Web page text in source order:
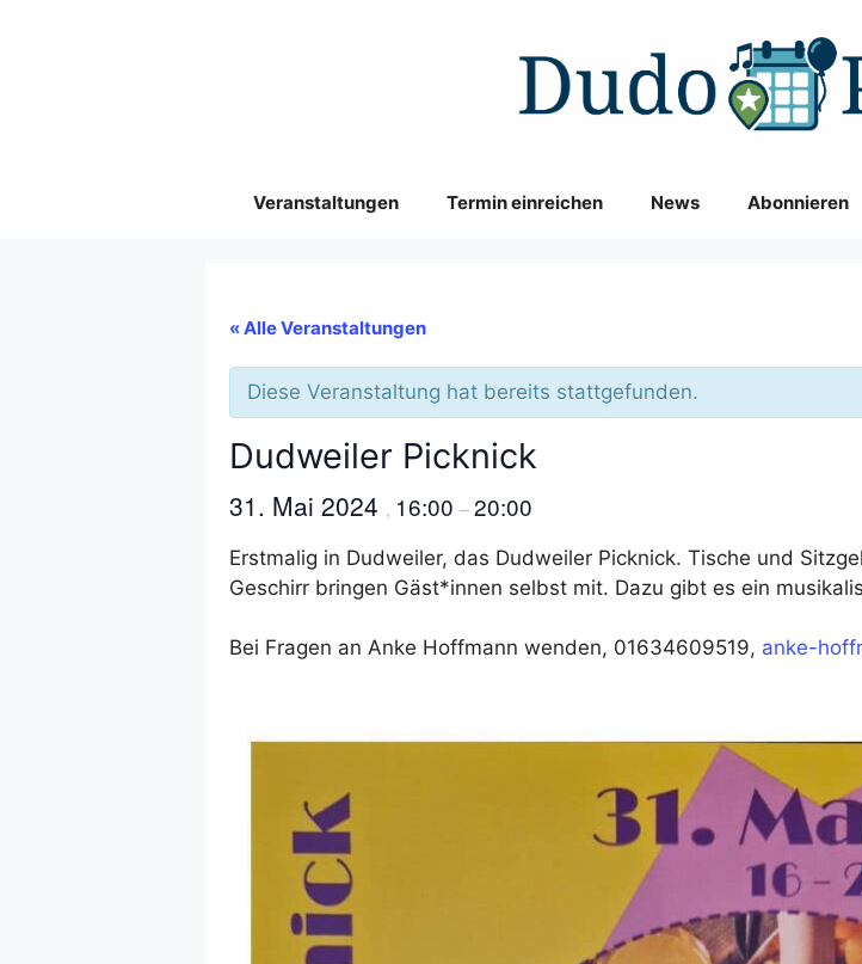
Veranstaltungen Termin einreichen News Abonnieren
« Alle Veranstaltungen
Diese Veranstaltung hat bereits stattgefunden.
Dudweiler Picknick
31. Mai 2024 , 16:00 –20:00
Erstmalig in Dudweiler, das Dudweiler Picknick. Tische und
Geschirr bringen Gäst*innen selbst mit. Dazu gibt es ein
Bei Fragen an Anke Hoffmann wenden, 01634609519, anke-